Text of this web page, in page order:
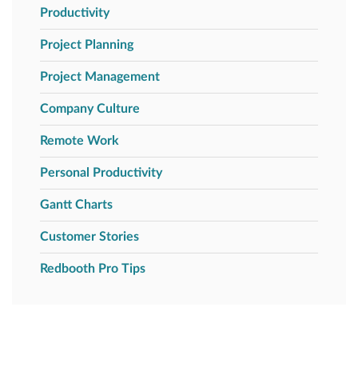
Productivity
Project Planning
Project Management
Company Culture
Remote Work
Personal Productivity
Gantt Charts
Customer Stories
Redbooth Pro Tips